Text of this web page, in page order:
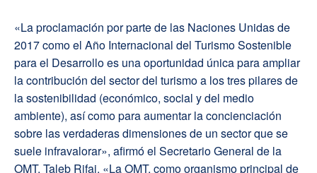
«La proclamación por parte de las Naciones Unidas de
2017 como el Año Internacional del Turismo Sostenible
para el Desarrollo es una oportunidad única para ampliar
la contribución del sector del turismo a los tres pilares de
la sostenibilidad (económico, social y del medio
ambiente), así como para aumentar la concienciación
sobre las verdaderas dimensiones de un sector que se
suele infravalorar», afirmó el Secretario General de la
OMT, Taleb Rifai. «La OMT, como organismo principal de